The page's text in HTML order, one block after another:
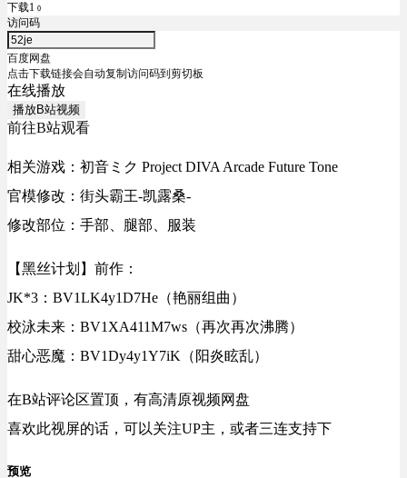
下载1 0
访问码
百度网盘
点击下载链接会自动复制访问码到剪切板
在线播放
播放B站视频
前往B站观看
相关游戏：初音ミク Project DIVA Arcade Future Tone
官模修改：街头霸王-凯露桑-
修改部位：手部、腿部、服装
【黑丝计划】前作：
JK*3：BV1LK4y1D7He（艳丽组曲）
校泳未来：BV1XA411M7ws（再次再次沸腾）
甜心恶魔：BV1Dy4y1Y7iK（阳炎眩乱）
在B站评论区置顶，有高清原视频网盘
喜欢此视屏的话，可以关注UP主，或者三连支持下
预览